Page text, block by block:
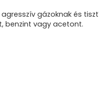
gázoknak és
benzint vagy acetont.